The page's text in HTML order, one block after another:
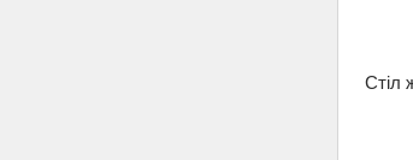
Стіл